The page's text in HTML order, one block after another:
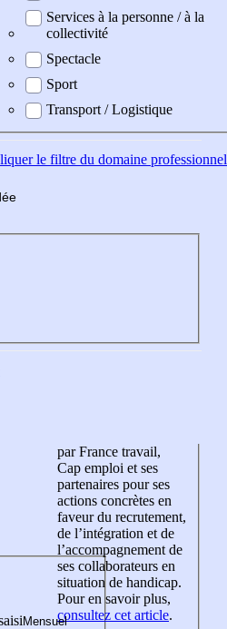
Services à la personne / à la
collectivité
Spectacle
Sport
Transport / Logistique
le filtre du domaine professionnel
par France travail,
Cap emploi et ses
partenaires pour ses
actions concrètes en
faveur du recrutement,
de l’intégration et de
l’accompagnement de
ses collaborateurs en
situation de handicap.
Pour en savoir plus,
consultez cet article.